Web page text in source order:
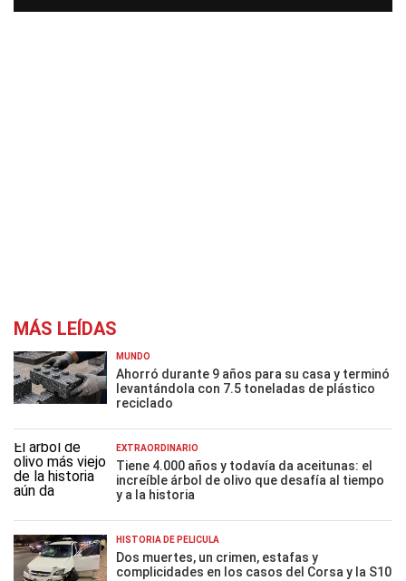
MÁS LEÍDAS
MUNDO
Ahorró durante 9 años para su casa y terminó
levantándola con 7.5 toneladas de plástico
reciclado
EXTRAORDINARIO
Tiene 4.000 años y todavía da aceitunas: el
increíble árbol de olivo que desafía al tiempo
y a la historia
HISTORIA DE PELÍCULA
Dos muertes, un crimen, estafas y
complicidades en los casos del Corsa y la S10